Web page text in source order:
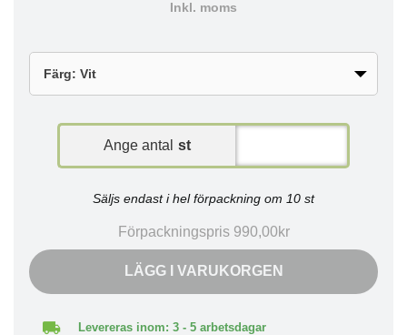
Inkl. moms
Ange antal st
Säljs endast i hel förpackning om 10 st
Förpackningspris 990,00kr
LÄGG I VARUKORGEN
Levereras inom: 3 - 5 arbetsdagar